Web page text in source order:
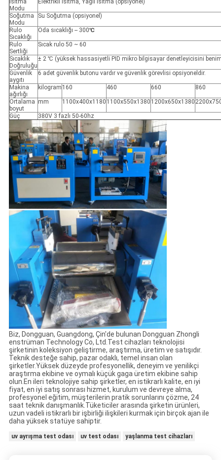
Isıtma
Modu
Elektrikli ısıtma, Yağlı Isıtma (opsiyonel)
Soğutma
Modu
Su Soğutma (opsiyonel)
Rulo
Sıcaklığı
Oda sıcaklığı -- 300℃
Rulo
Sertliği
Sıcak rulo 50 ~ 60
Sıcaklık
Doğruluğu
± 2 ℃ (yüksek hassasiyetli PID mikro bilgisayar denetleyicisini
Güvenlik
aygıtı
6 adet güvenlik butonu vardır ve güvenlik görevlisi opsiyoneldir.
Makina
ağırlığı
kilogram 160 460 660 860
Ortalama
boyut
mm 1100x400x1180 1100x550x1380 1200x650x1380
Güç 380V 3 fazlı 50-60hz
Biz, Dongguan, Guangdong, Çin'de bulunan Dongguan Zhongli
enstrüman Technology Co, Ltd.Test cihazları teknolojisi
şirketinin koleksiyon geliştirme, araştırma, üretim ve satışıdır.
Teknik desteğe sahip, pazar odaklı, temel insan olan
şirketler.Yüksek düzeyde profesyonellik, deneyim ve yenilikçi
araştırma ekibine ve oymalı küçük gaga üretim ekibine sahip
olun.En ileri teknolojiye sahip şirketler, en istikrarlı kalite, en iyi
fiyat, en iyi satış sonrası hizmet, kurulum ve devreye alma,
profesyonel eğitim, müşterilerin pratik sorunlarını çözme, 24
saat teknik danışmanlık.Tüketiciler arasında şirketin ürünleri,
uzun vadeli istikrarlı bir işbirliği ilişkileri kurmak için birçok ajan ile
daha yüksek statüye sahiptir.
uv ayrışma test odası uv test odası yaşlanma test cihazları